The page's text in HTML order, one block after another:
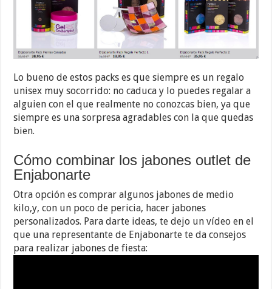
Lo bueno de estos packs es que siempre es un regalo
unisex muy socorrido: no caduca y lo puedes regalar a
alguien con el que realmente no conozcas bien, ya que
siempre es una sorpresa agradables con la que quedas
bien.
Cómo combinar los jabones outlet de
Enjabonarte
Otra opción es comprar algunos jabones de medio
kilo,y, con un poco de pericia, hacer jabones
personalizados. Para darte ideas, te dejo un vídeo en el
que una representante de Enjabonarte te da consejos
para realizar jabones de fiesta: